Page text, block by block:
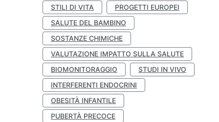
STILI DI VITA
PROGETTI EUROPEI
SALUTE DEL BAMBINO
SOSTANZE CHIMICHE
VALUTAZIONE IMPATTO SULLA SALUTE
BIOMONITORAGGIO
STUDI IN VIVO
INTERFERENTI ENDOCRINI
OBESITÀ INFANTILE
PUBERTÀ PRECOCE